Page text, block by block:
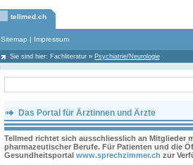
tellmed.ch
Sitemap | Impressum
Sie sind hier: Fachliteratur » Psychiatrie/Neurologie
Das Portal für Ärztinnen und Ärzte
Tellmed richtet sich ausschliesslich an Mitglieder
pharmazeutischer Berufe. Für Patienten und die
Gesundheitsportal www.sprechzimmer.ch zur